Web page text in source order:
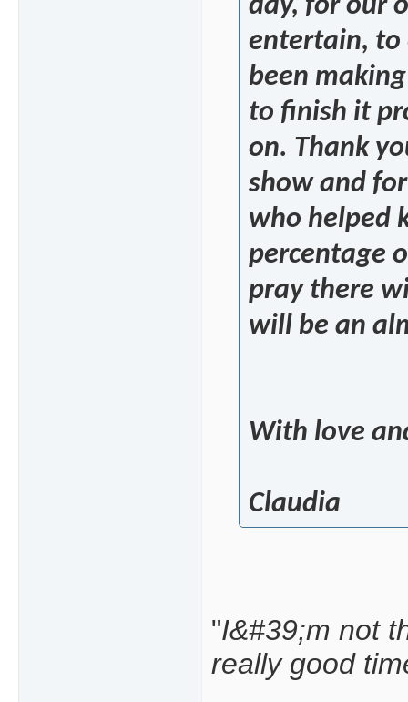
day, for our
entertain, to
been
to finish it
on. Thank
show and
who helped
percentage
pray there
will be an
With love
Claudia
"I&#39;m not
really good